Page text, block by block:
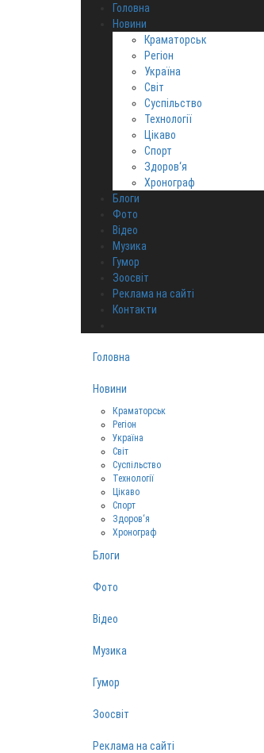
Головна
Новини
Краматорськ
Регіон
Україна
Світ
Суспільство
Технології
Цікаво
Спорт
Здоров‘я
Хронограф
Блоги
Фото
Відео
Музика
Гумор
Зоосвіт
Реклама на сайті
Контакти
Головна
Новини
Краматорськ
Регіон
Україна
Світ
Суспільство
Технології
Цікаво
Спорт
Здоров‘я
Хронограф
Блоги
Фото
Відео
Музика
Гумор
Зоосвіт
Реклама на сайті